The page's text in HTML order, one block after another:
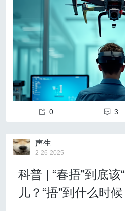
导应避免使用可明显升高脑代谢
择对血流动力学影响相对平稳的
关注术中麻醉管理，降低
本《指南》指出围术期血流
血和高灌注并发症的关键环节。
维持，既可采用全静脉麻醉，亦
监测下维持正常或略高的动脉血
出血风险。
5、药物治疗与危险因素管
对于缺血型成人烟雾病患者
出血风险基础上，合理使用阿司
“《哪吒2》的观影人群以
5%的观众会选择与家人同看
一起走进电影院，这在电影市
底为什么能这样爆火、出圈？
部电影对受众的精确定位上。
自角色塑造开始，《哪吒2
略，迎合不同年龄段受众的差异
复杂而多维的，例如主角哪吒
同、摆脱命运的桎梏，而在集
到一个更大的伦理共同体当中
协商、体现和而不同的独特身
和解推动剧情，这样的角色塑
4.开展科技惠老服务活动
围绕老科技工作者能力提升需
者开展培训讲座等服务。鼓励
会，满足老年人掌握数字化知
等需求，开展相关培训和社区
项目要求：
以上项目根据申报情况择优支
项目最高给予不超过3万元（
场活动受益不少于200人次。
1. 京外交流活动
深化京津冀老科协工作交流会
协工作交流会、华北五省市老
者在区域协同发展中更好地发
项目要求：
根据申报情况择优支持1场活
在实验室里，一架无人机缓缓
遥控器，仿佛一股无形的力量
看，原来操控者坐在电脑前，
专注。没有遥控器、没有触碰
0 3
声生
2-26-2025
科普 | “春捂”到底该
儿？“捂”到什么时候